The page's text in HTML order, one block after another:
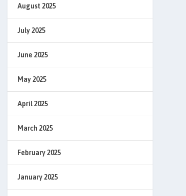
August 2025
July 2025
June 2025
May 2025
April 2025
March 2025
February 2025
January 2025